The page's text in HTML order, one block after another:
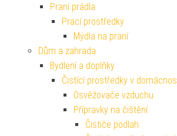
Praní prádla
Prací prostředky
Mýdla na praní
Dům a zahrada
Bydlení a doplňky
Čistící prostředky v
Osvěžovače vzduchu
Přípravky na čištění
Čističe podlah